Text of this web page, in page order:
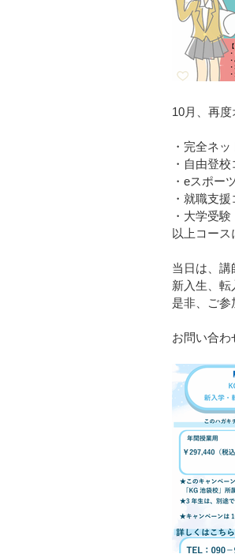
10月、再度
・完全ネ
・自由登校
・eスポー
・就職支援
・大学受
以上コース
当日は、講
新入生、転
是非、ご参
お問い合